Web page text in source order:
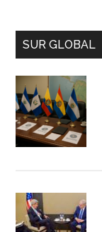
SUR GLOBAL